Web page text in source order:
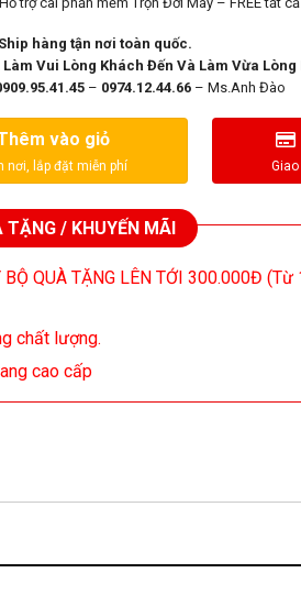
hàng tận nơi toàn quốc.
Làm Vui Lòng Khách Đến Và Làm Vừa
– 0974.12.44.66– Ms.Anh Đào
vào giỏ
TẶNG / KHUYẾN MÃI
BỘ QUÀ TẶNG LÊN TỚI 300.000Đ
chất lượng.
cao cấp